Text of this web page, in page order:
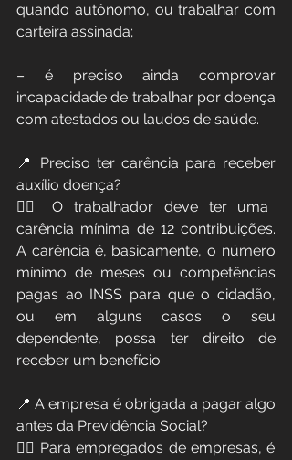
quando autônomo, ou trabalhar com
carteira assinada;
– é preciso ainda comprovar
incapacidade de trabalhar por doença
com atestados ou laudos de saúde.
📍 Preciso ter carência para receber
auxílio doença?
👉🏻 O trabalhador deve ter uma
carência mínima de 12 contribuições.
A carência é, basicamente, o número
mínimo de meses ou competências
pagas ao INSS para que o cidadão,
ou em alguns casos o seu
dependente, possa ter direito de
receber um benefício.
📍 A empresa é obrigada a pagar algo
antes da Previdência Social?
👉🏻 Para empregados de empresas, é